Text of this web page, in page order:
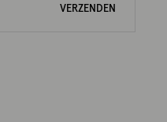
VERZENDEN